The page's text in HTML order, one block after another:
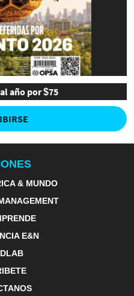
año por $75
& MUNDO
E&N